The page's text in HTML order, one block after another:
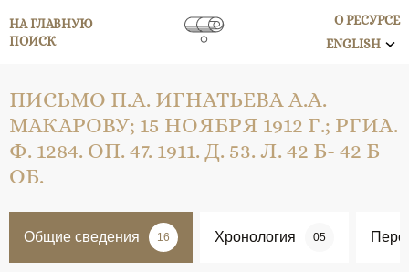
НА ГЛАВНУЮ
ПОИСК
О РЕСУРСЕ
ENGLISH
ПИСЬМО П.А. ИГНАТЬЕВА А.А.
МАКАРОВУ; 15 НОЯБРЯ 1912 Г.; РГИА.
Ф. 1284. ОП. 47. 1911. Д. 53. Л. 42 Б- 42 Б
ОБ.
Общие сведения 16 Хронология 05